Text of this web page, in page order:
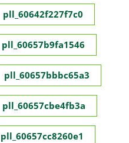
pll_60642f227f7c0
pll_60657b9fa1546
pll_60657bbbc65a3
pll_60657cbe4fb3a
pll_60657cc8260e1